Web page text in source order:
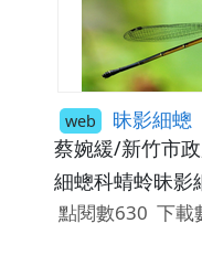
web 昧影細蟌
蔡婉緩/新竹市
細蟌科蜻蛉昧影
點閱數630 下載